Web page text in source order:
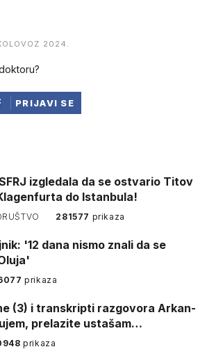
2024.
PRIJAVI SE
izgledala da se ostvario Titov
do Istanbula!
281577 prikaza
'12 dana nismo znali da se
prikaza
(3) i transkripti razgovora Arkan-
prelazite ustašam…
prikaza